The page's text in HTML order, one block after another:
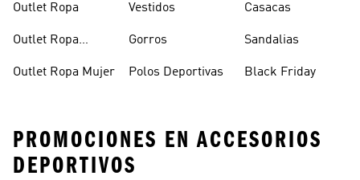
Outlet Ropa
Outlet Ropa
Outlet Ropa Mujer
Vestidos
Gorros
Polos Deportivas
Casacas
Sandalias
Black Friday
PROMOCIONES EN ACCESORIOS
DEPORTIVOS